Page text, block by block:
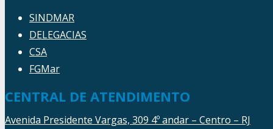
SINDMAR
DELEGACIAS
CSA
FGMar
CENTRAL DE ATENDIMENTO
Avenida Presidente Vargas, 309 4º andar – Centro – RJ